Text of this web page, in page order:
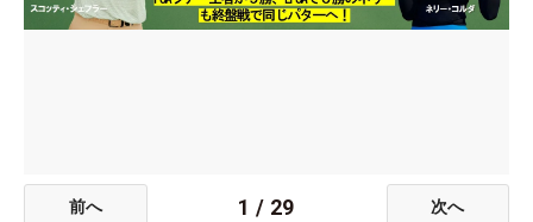
前へ 1 / 29 次へ